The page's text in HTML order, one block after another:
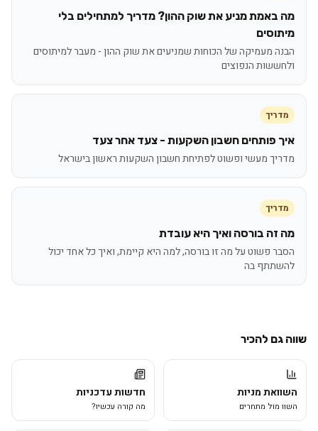
מה באמת מניע את שוק ההון? מדריך למתחילים בלי
מיתוסים
הבנה מעמיקה של הכוחות שמניעים את שוק ההון - מעבר למיתוסים
ולחששות הנפוצים
מדריך
איך פותחים חשבון השקעות - צעד אחר צעד
מדריך מעשי ופשוט לפתיחת חשבון השקעות ראשון בישראל
מדריך
מה זה בורסה ואיך היא עובדת
הסבר פשוט על מה זו בורסה, למה היא קיימת, ואיך כל אחד יכול
להשתתף בה
שווה גם להכיר
השוואת מניות
השוו מול מתחרים
חדשות עדכניות
מה קורה עכשיו?